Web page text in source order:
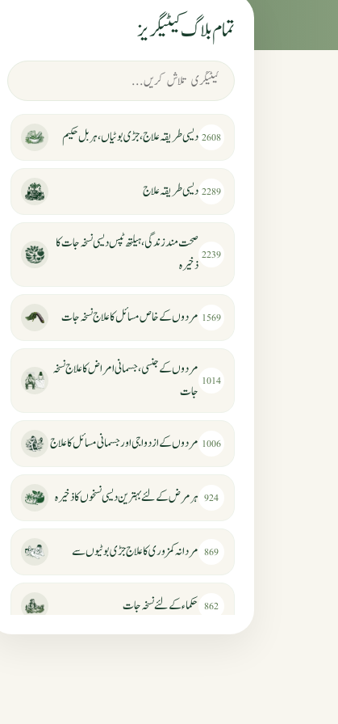
تمام بلاگ کیٹیگریز
2608 دیسی طریقہ علاج، جڑی بوٹیاں، ہربل حکیم
2289 دیسی طریقہ علاج
2239
صحت مند زندگی، ہیلتھ ٹپس دیسی نسخہ جات کا
ذخیرہ
1569 مردوں کے خاص مسائل کا علاج نسخہ جات
1014
مردوں کے جنسی، جسمانی امراض کا علاج نسخہ
جات
1006 مردوں کے ازدواجی اور جسمانی مسائل کا علاج
924 ہر مرض کے لئے بہترین دیسی نسخوں کا ذخیرہ
869 مردانہ کمزوری کا علاج جڑی بوٹیوں سے
862 حکماء کےلئے نسخہ جات